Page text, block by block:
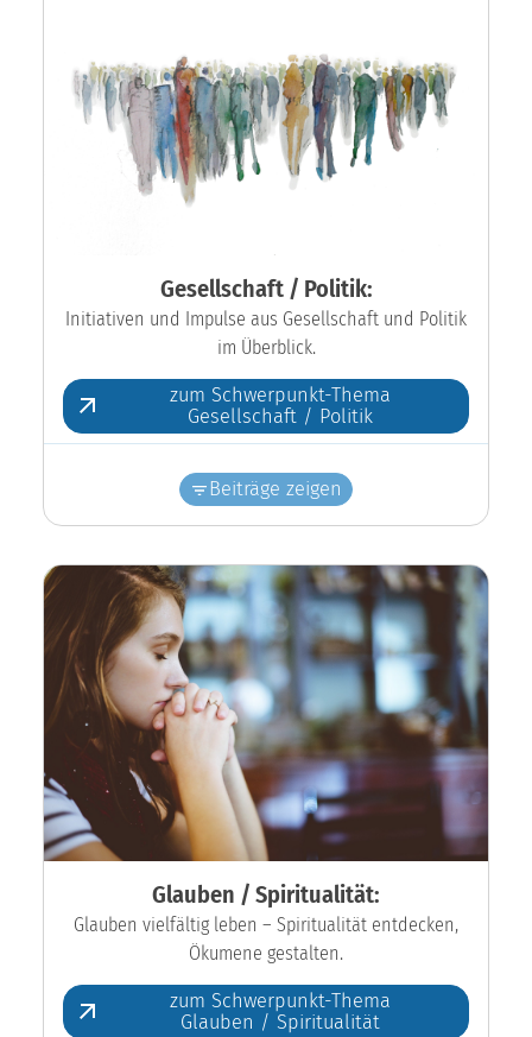
Gesellschaft / Politik:
Initiativen und Impulse aus Gesellschaft und Politik
im Überblick.
zum Schwerpunkt-Thema
Gesellschaft / Politik
Beiträge zeigen
Glauben / Spiritualität:
Glauben vielfältig leben – Spiritualität entdecken,
Ökumene gestalten.
zum Schwerpunkt-Thema
Glauben / Spiritualität